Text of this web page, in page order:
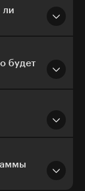
ли
будет